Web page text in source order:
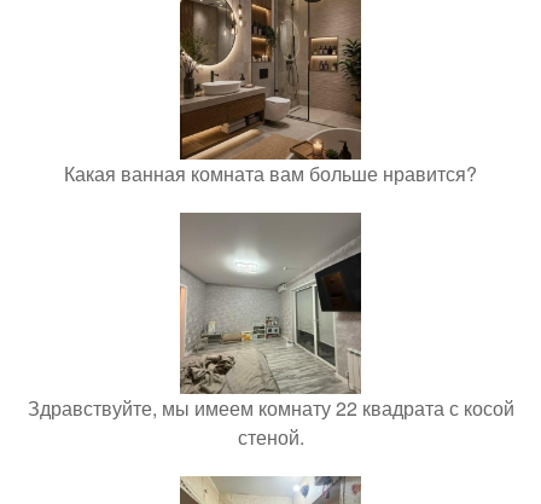
Какая ванная комната вам больше нравится?
Здравствуйте, мы имеем комнату 22 квадрата с косой
стеной.